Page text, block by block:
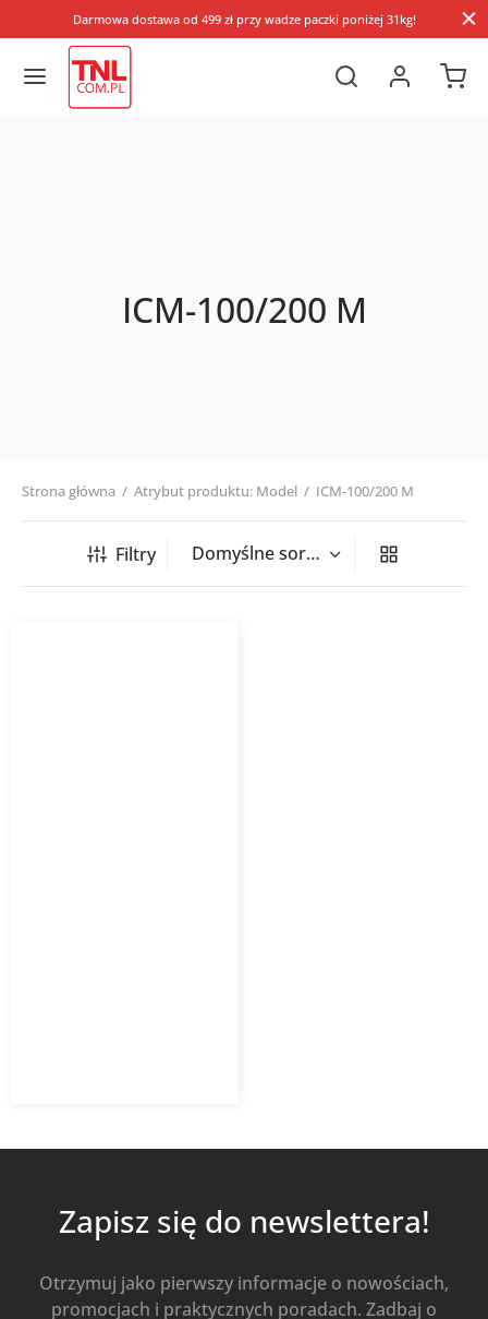
Darmowa dostawa od 499 zł przy wadze paczki poniżej 31kg!
ICM-100/200 M
Strona główna / Atrybut produktu: Model / ICM-100/200 M
Filtry
Zapisz się do newslettera!
Otrzymuj jako pierwszy informacje o nowościach,
promocjach i praktycznych poradach. Zadbaj o